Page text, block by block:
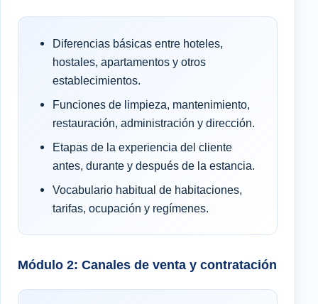
Diferencias básicas entre hoteles,
hostales, apartamentos y otros
establecimientos.
Funciones de limpieza, mantenimiento,
restauración, administración y dirección.
Etapas de la experiencia del cliente
antes, durante y después de la estancia.
Vocabulario habitual de habitaciones,
tarifas, ocupación y regímenes.
Módulo 2: Canales de venta y contratación